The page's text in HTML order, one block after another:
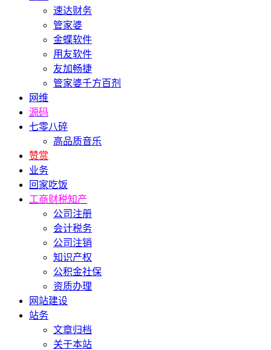
速达财务
管家婆
金蝶软件
用友软件
友加畅捷
管家婆千方百剂
网维
源码
七零八碎
高品质音乐
赞赏
业务
回家吃饭
工商财税知产
公司注册
会计税务
公司注销
知识产权
公积金社保
资质办理
网站建设
站务
文章归档
关于本站